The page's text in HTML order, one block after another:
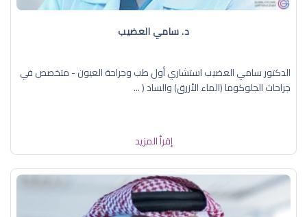
د. سامي العضيب
الدكتور سامي العضيب استشاري أول طب وجراحة العيون - متخصص في
جراحات الجلوكوما (الماء الأزرق) والساد ( ...
إقرأ المزيد